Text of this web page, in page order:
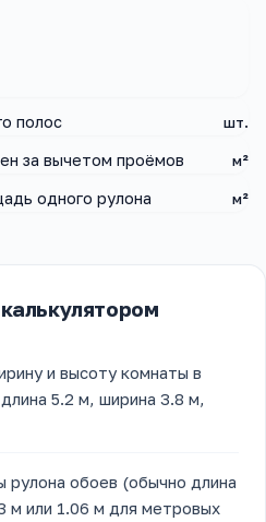
полос шт.
за вычетом проёмов м²
одного рулона м²
и высоту комнаты в
5.2 м, ширина 3.8 м,
рулона обоев (обычно длина
м или 1.06 м для метровых